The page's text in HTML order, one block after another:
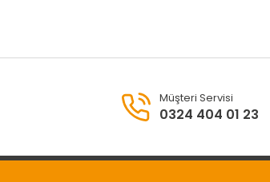
Müşteri Servisi
0324 404 01 23